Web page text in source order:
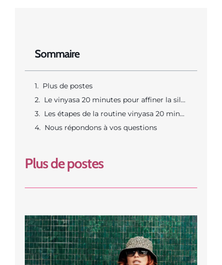
Sommaire
Plus de postes
Le vinyasa 20 minutes pour affiner la silhouette expliqué avec preuves et objectifs clairs
Les étapes de la routine vinyasa 20 minutes pour mincir avec repères minute par minute
Nous répondons à vos questions
Plus de postes